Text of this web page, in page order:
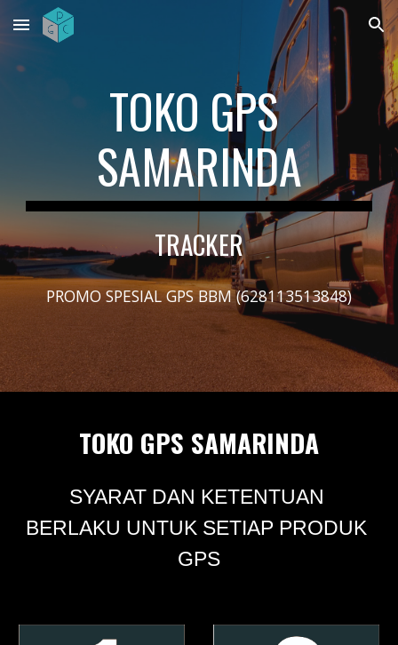
Skip to main content Skip to navigation
TOKO GPS
SAMARINDA
TRACKER
PROMO SPESIAL GPS BBM (628113513848)
TOKO GPS SAMARINDA
SYARAT DAN KETENTUAN
BERLAKU UNTUK SETIAP PRODUK
GPS